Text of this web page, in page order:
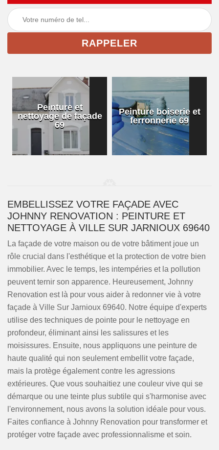
Peinture et
nettoyage de façade
69
Peinture boiserie et
ferronnerie 69
EMBELLISSEZ VOTRE FAÇADE AVEC
JOHNNY RENOVATION : PEINTURE ET
NETTOYAGE À VILLE SUR JARNIOUX 69640
La façade de votre maison ou de votre bâtiment joue un
rôle crucial dans l'esthétique et la protection de votre bien
immobilier. Avec le temps, les intempéries et la pollution
peuvent ternir son apparence. Heureusement, Johnny
Renovation est là pour vous aider à redonner vie à votre
façade à Ville Sur Jarnioux 69640. Notre équipe d'experts
utilise des techniques de pointe pour le nettoyage en
profondeur, éliminant ainsi les salissures et les
moisissures. Ensuite, nous appliquons une peinture de
haute qualité qui non seulement embellit votre façade,
mais la protège également contre les agressions
extérieures. Que vous souhaitiez une couleur vive qui se
démarque ou une teinte plus subtile qui s'harmonise avec
l'environnement, nous avons la solution idéale pour vous.
Faites confiance à Johnny Renovation pour transformer et
protéger votre façade avec professionnalisme et soin.